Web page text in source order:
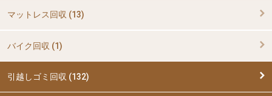
マットレス回収 (13)
バイク回収 (1)
引越しゴミ回収 (132)